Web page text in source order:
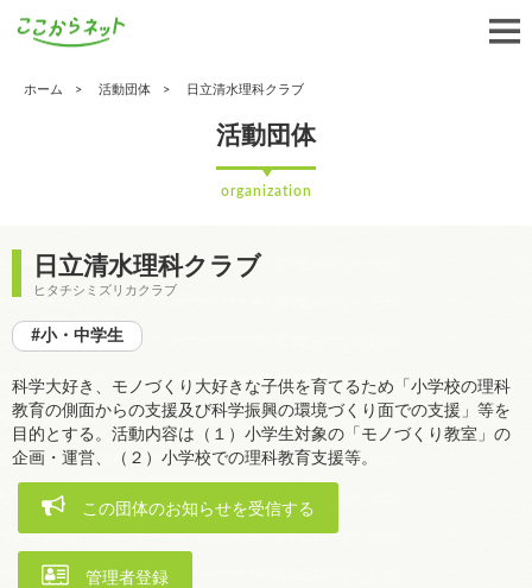
ホーム 活動団体 日立清水理科クラブ
活動団体
organization
日立清水理科クラブ
ヒタチシミズリカクラブ
#小・中学生
科学大好き、モノづくり大好きな子供を育てるため「小学校の理科
教育の側面からの支援及び科学振興の環境づくり面での支援」等を
目的とする。活動内容は（１）小学生対象の「モノづくり教室」の
企画・運営、（２）小学校での理科教育支援等。
この団体のお知らせを受信する
管理者登録